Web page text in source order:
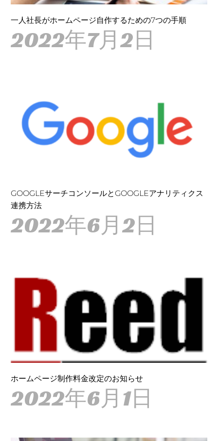
一人社長がホームページ自作するための7つの手順
2022年7月2日
GOOGLEサーチコンソールとGOOGLEアナリティクス
連携方法
2022年6月2日
ホームページ制作料金改定のお知らせ
2022年6月1日